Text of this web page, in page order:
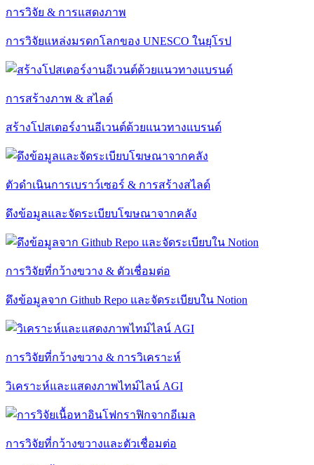
การวิจัย & การแสดงภาพ
การวิจัยแหล่งมรดกโลกของ UNESCO ในยุโรป
การสร้างภาพ & สไลด์
สร้างโปสเตอร์งานอีเวนต์ด้วยแนวทางแบรนด์
ตัวดำเนินการเบราว์เซอร์ & การสร้างสไลด์
ดึงข้อมูลและจัดระเบียบโฆษณาจากคลัง
การวิจัยที่กว้างขวาง & ตัวเชื่อมต่อ
ดึงข้อมูลจาก Github Repo และจัดระเบียบใน Notion
การวิจัยที่กว้างขวาง & การวิเคราะห์
วิเคราะห์และแสดงภาพไทม์ไลน์ AGI
การวิจัยที่กว้างขวางและตัวเชื่อมต่อ